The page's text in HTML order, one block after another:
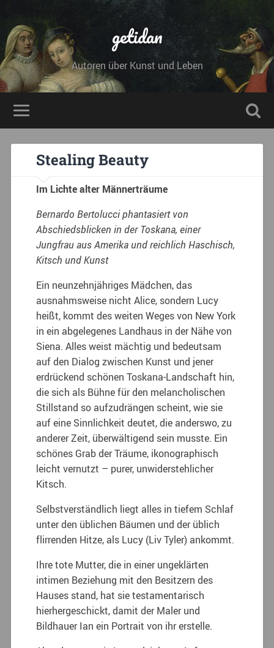
getidan
Autoren über Kunst und Leben
Stealing Beauty
Im Lichte alter Männerträume
Bernardo Bertolucci phantasiert von
Abschiedsblicken in der Toskana, einer
Jungfrau aus Amerika und reichlich Haschisch,
Kitsch und Kunst
Ein neunzehnjähriges Mädchen, das
ausnahmsweise nicht Alice, sondern Lucy
heißt, kommt des weiten Weges von New York
in ein abgelegenes Landhaus in der Nähe von
Siena.Alles weist mächtig und bedeutsam
auf den Dialog zwischen Kunst und jener
erdrückend schönen Toskana-Landschaft hin,
die sich als Bühne für den melancholischen
Stillstand so aufzudrängen scheint, wie sie
auf eine Sinnlichkeit deutet, die anderswo, zu
anderer Zeit, überwältigend sein musste. Ein
schönes Grab der Träume, ikonographisch
leicht vernutzt – purer, unwiderstehlicher
Kitsch.
Selbstverständlich liegt alles in tiefem Schlaf
unter den üblichen Bäumen und der üblich
flirrenden Hitze, als Lucy (Liv Tyler) ankommt.
Ihre tote Mutter, die in einer ungeklärten
intimen Beziehung mit den Besitzern des
Hauses stand, hat sie testamentarisch
hierhergeschickt, damit der Maler und
Bildhauer Ian ein Portrait von ihr erstelle.